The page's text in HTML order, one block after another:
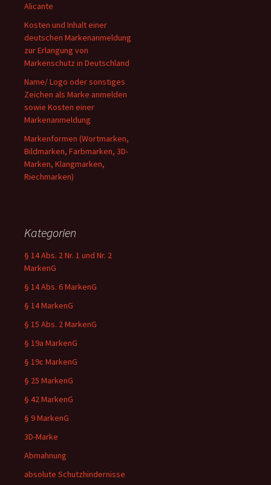
Alicante
Kosten und Inhalt einer
deutschen Markenanmeldung
zur Erlangung von
Markenschutz in Deutschland
Name/ Logo oder sonstiges
Zeichen als Marke anmelden
sowie Kosten einer
Markenanmeldung
Markenformen (Wortmarken,
Bildmarken, Farbmarken, 3D-
Marken, Klangmarken,
Riechmarken)
Kategorien
§ 14 Abs. 2 Nr. 1 und Nr. 2
MarkenG
§ 14 Abs. 6 MarkenG
§ 14 MarkenG
§ 15 Abs. 2 MarkenG
§ 19a MarkenG
§ 19c MarkenG
§ 25 MarkenG
§ 42 MarkenG
§ 9 MarkenG
3D-Marke
Abmahnung
absolute Schutzhindernisse